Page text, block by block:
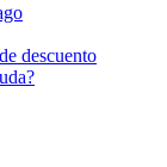
descuento